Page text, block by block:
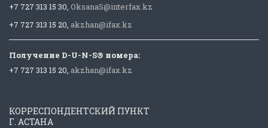
+7 727 313 15 30, OksanaS@interfax.kz
+7 727 313 15 20, akzhan@ifax.kz
Получение D-U-N-S® номера:
+7 727 313 15 20, akzhan@ifax.kz
КОРРЕСПОНДЕНТСКИЙ ПУНКТ
Г. АСТАНА